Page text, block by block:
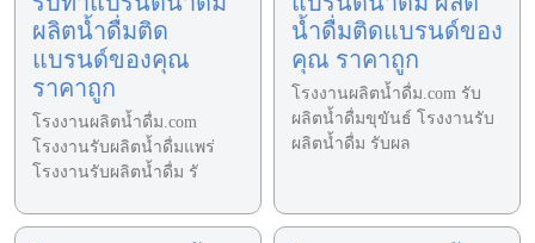
ผลิตน้ำดื่มติด
แบรนด์ของคุณ
ราคาถูก
โรงงานผลิตน้ำดื่ม.com
โรงงานรับผลิตน้ำดื่มแพร่
โรงงานรับผลิตน้ำดื่ม รั
น้ำดื่มติดแบรนด์ของ
คุณ ราคาถูก
โรงงานผลิตน้ำดื่ม.com รับ
ผลิตน้ำดื่มขุขันธ์ โรงงานรับ
ผลิตน้ำดื่ม รับผล